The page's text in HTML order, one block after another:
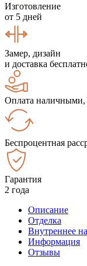
Изготовление
от 5 дней
Замер, дизайн
и доставка
Оплата наличными,
Беспроцентная
Гарантия
2 года
Описание
Отделка
Внутреннее
Информация
Отзывы